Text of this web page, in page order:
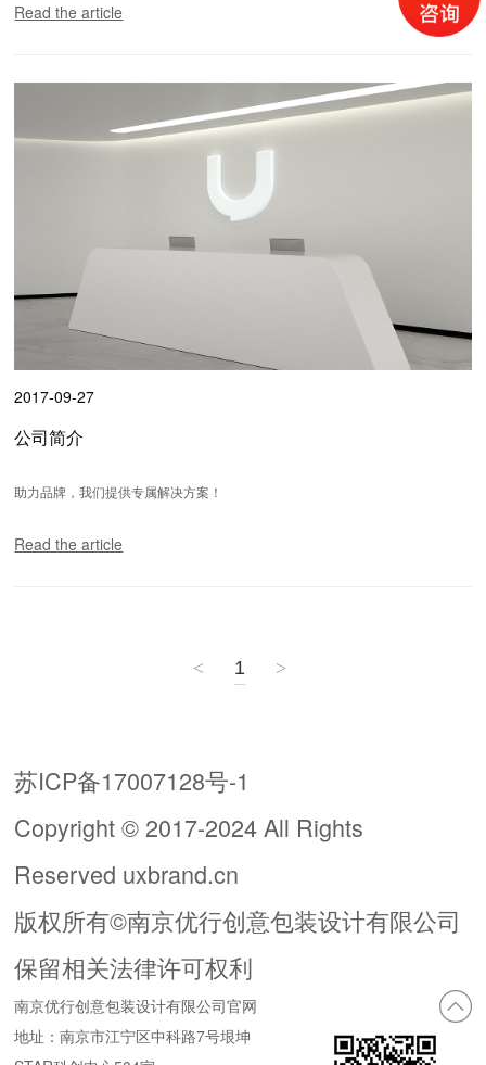
Read the article
2017-09-27
公司简介
助力品牌，我们提供专属解决方案！
Read the article
< 1 >
苏ICP备17007128号-1
Copyright © 2017-2024 All Rights
Reserved uxbrand.cn
版权所有©南京优行创意包装设计有限公司
保留相关法律许可权利
南京优行创意包装设计有限公司官网
地址：南京市江宁区中科路7号垠坤